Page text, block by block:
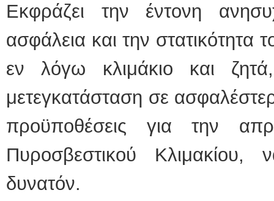
Εκφράζει την έντονη
ασφάλεια και την στατικότητα
εν λόγω κλιμάκιο και
μετεγκατάσταση σε
προϋποθέσεις για την
Πυροσβεστικού Κλιμακίου,
δυνατόν.